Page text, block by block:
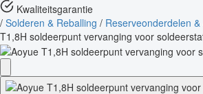
Kwaliteitsgarantie
/ Solderen & Reballing / Reserveonderdelen
T1,8H soldeerpunt vervanging voor